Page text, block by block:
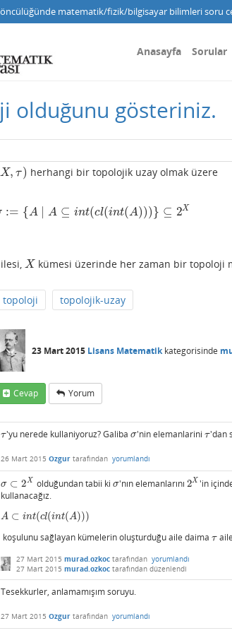
matematik/fizik/bilgisayar bilimleri soru
Anasayfa Sorular
olduğunu gösteriniz.
X, τ)
,τ) herhangi bir topolojik uzay olmak üzere
:= {A A ⊆ int(cl(int(A)))} ⊆ 2X
σ:= {A∣ A⊆int(cl(int(A)))}⊆2X
X
X kümesi üzerinde her zaman bir topoloji
topoloji topolojik-uzay
23 Mart 2015 Lisans Matematikkategorisinde
Cevap Yorum
τ
τ'yu nerede kullaniyoruz? Galibaσ
σ'nin elemanlarini τ
τ'dan
26 Mart 2015 Ozgur tarafından yorumlandı
σ ⊂ 2X
σ⊂2 X olduğundan tabii ki σ
σ'nın elemanlarını 2X
2X 'in
kullanacağız.
A ⊂ int(cl(int(A)))
A ⊂int(cl(int(A)))
koşulunu sağlayan kümelerin oluşturduğu aile daima τ
τ
27 Mart 2015 murad.ozkoc tarafından yorumlandı
27 Mart 2015 murad.ozkoc tarafından düzenlendi
Tesekkurler, anlamamışım soruyu.
27 Mart 2015 Ozgur tarafından yorumlandı